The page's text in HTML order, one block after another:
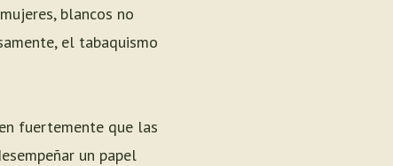
blancos no
el tabaquismo
fuertemente que las
un papel